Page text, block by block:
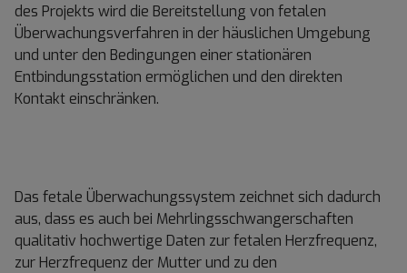
des Projekts wird die Bereitstellung von fetalen
Überwachungsverfahren in der häuslichen Umgebung
und unter den Bedingungen einer stationären
Entbindungsstation ermöglichen und den direkten
Kontakt einschränken.
Das fetale Überwachungssystem zeichnet sich dadurch
aus, dass es auch bei Mehrlingsschwangerschaften
qualitativ hochwertige Daten zur fetalen Herzfrequenz,
zur Herzfrequenz der Mutter und zu den